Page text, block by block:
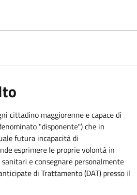
cittadino maggiorenne e capace di
"disponente") che in
futura incapacità di
esprimere le proprie volontà in
e consegnare personalmente
di Trattamento (DAT) presso il